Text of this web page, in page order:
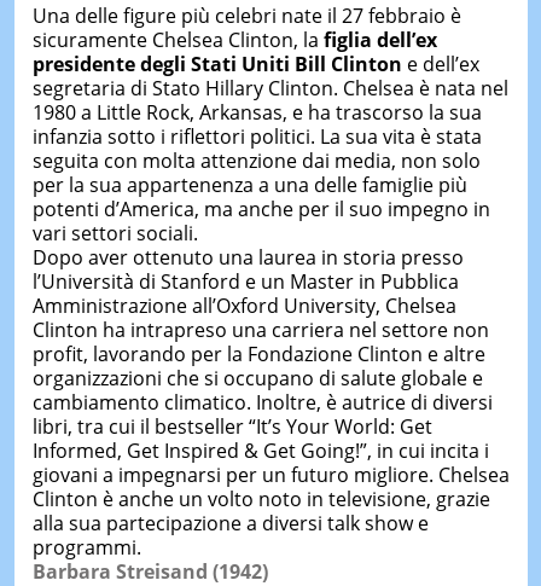
Una delle figure più celebri nate il 27 febbraio è
sicuramente Chelsea Clinton, la figlia dell’ex
presidente degli Stati Uniti Bill Clinton e dell’ex
segretaria di Stato Hillary Clinton. Chelsea è nata nel
1980 a Little Rock, Arkansas, e ha trascorso la sua
infanzia sotto i riflettori politici. La sua vita è stata
seguita con molta attenzione dai media, non solo
per la sua appartenenza a una delle famiglie più
potenti d’America, ma anche per il suo impegno in
vari settori sociali.
Dopo aver ottenuto una laurea in storia presso
l’Università di Stanford e un Master in Pubblica
Amministrazione all’Oxford University, Chelsea
Clinton ha intrapreso una carriera nel settore non
profit, lavorando per la Fondazione Clinton e altre
organizzazioni che si occupano di salute globale e
cambiamento climatico. Inoltre, è autrice di diversi
libri, tra cui il bestseller “It’s Your World: Get
Informed, Get Inspired & Get Going!”, in cui incita i
giovani a impegnarsi per un futuro migliore. Chelsea
Clinton è anche un volto noto in televisione, grazie
alla sua partecipazione a diversi talk show e
programmi.
Barbara Streisand (1942)